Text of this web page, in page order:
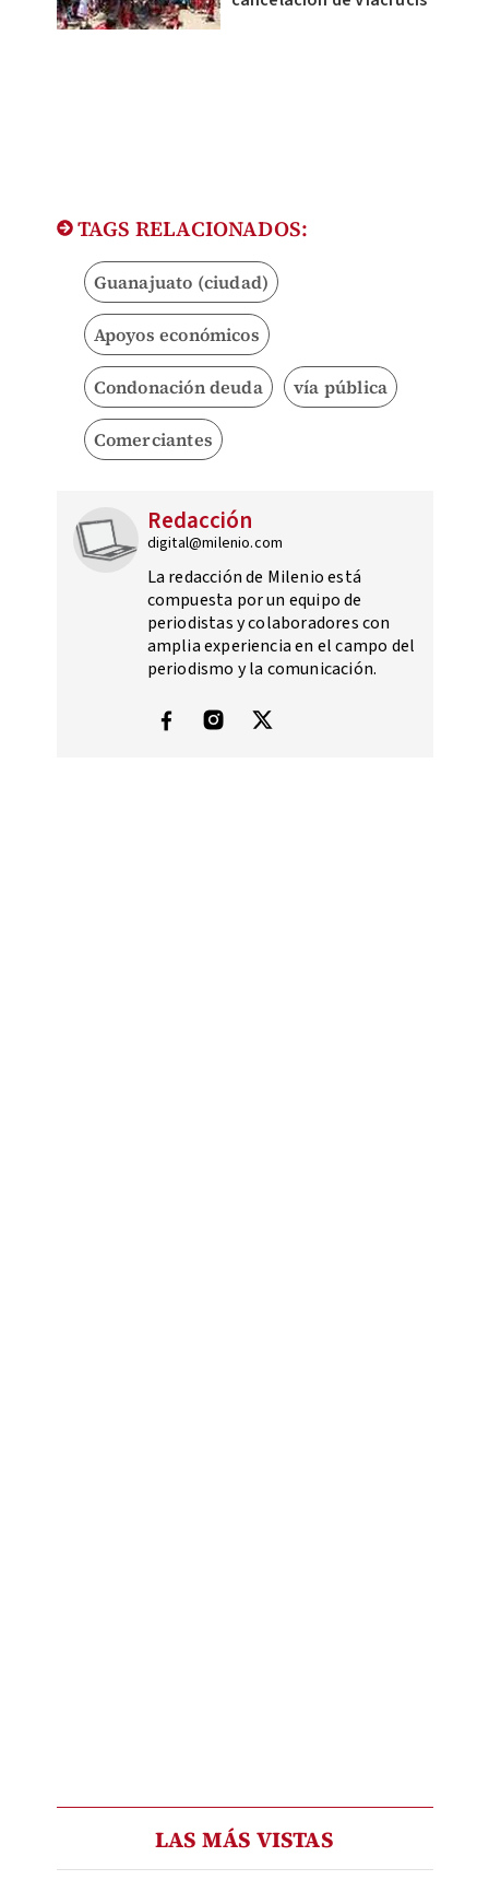
TAGS RELACIONADOS:
Guanajuato (ciudad)
Apoyos económicos
Condonación deuda vía pública
Comerciantes
Redacción
digital@milenio.com
La redacción de Milenio está
compuesta por un equipo de
periodistas y colaboradores con
amplia experiencia en el campo del
periodismo y la comunicación.
LAS MÁS VISTAS